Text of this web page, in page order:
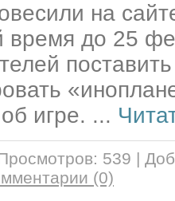
на
до 25
игре. ...
539 |
(0)